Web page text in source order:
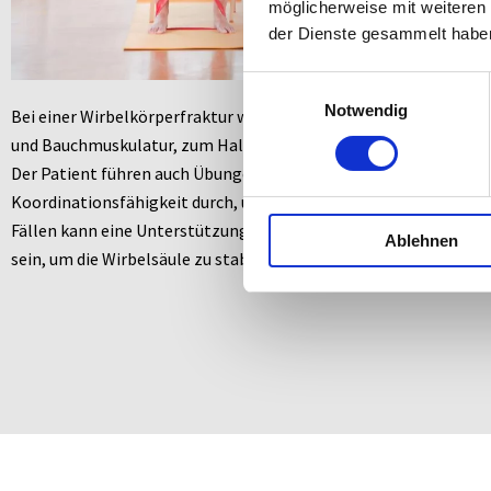
möglicherweise mit
der Dienste gesammelt
Notwendig
Ablehnen
Bei einer Wirbelkörperfraktur wird die Physiotherapie
zur
und Bauchmuskulatur, zum Haltungstraining und zur
Der Patient führen auch Übungen zur Verbesserung der
Koordinationsfähigkeit durch, um das Sturzrisiko zu
Fällen kann eine Unterstützung mittels Rückenorthese oder
sein, um die Wirbelsäule zu stabilisieren.